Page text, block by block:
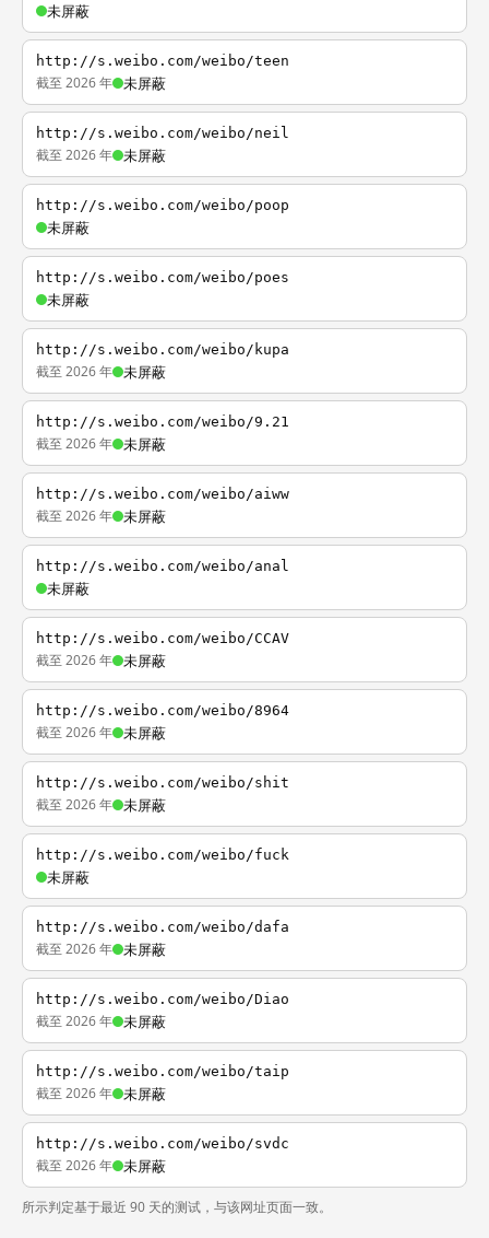
未屏蔽
http://s.weibo.com/weibo/teen
截至 2026 年 未屏蔽
http://s.weibo.com/weibo/neil
截至 2026 年 未屏蔽
http://s.weibo.com/weibo/poop
未屏蔽
http://s.weibo.com/weibo/poes
未屏蔽
http://s.weibo.com/weibo/kupa
截至 2026 年 未屏蔽
http://s.weibo.com/weibo/9.21
截至 2026 年 未屏蔽
http://s.weibo.com/weibo/aiww
截至 2026 年 未屏蔽
http://s.weibo.com/weibo/anal
未屏蔽
http://s.weibo.com/weibo/CCAV
截至 2026 年 未屏蔽
http://s.weibo.com/weibo/8964
截至 2026 年 未屏蔽
http://s.weibo.com/weibo/shit
截至 2026 年 未屏蔽
http://s.weibo.com/weibo/fuck
未屏蔽
http://s.weibo.com/weibo/dafa
截至 2026 年 未屏蔽
http://s.weibo.com/weibo/Diao
截至 2026 年 未屏蔽
http://s.weibo.com/weibo/taip
截至 2026 年 未屏蔽
http://s.weibo.com/weibo/svdc
截至 2026 年 未屏蔽
所示判定基于最近 90 天的测试，与该网址页面一致。